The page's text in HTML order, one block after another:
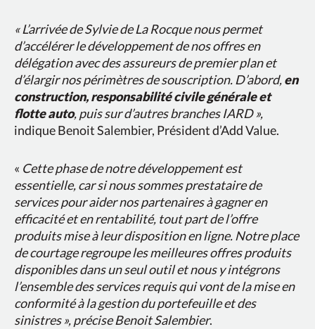
« L’arrivée de Sylvie de La Rocque nous permet
d’accélérer le développement de nos offres en
délégation avec des assureurs de premier plan et
d’élargir nos périmètres de souscription. D’abord,en
construction, responsabilité civile générale et
flotte auto, puis sur d’autres branches IARD »,
indique Benoit Salembier, Président d’Add Value.
« Cette phase de notre développement est
essentielle, car si nous sommes prestataire de
services pour aider nos partenaires à gagner en
efficacité et en rentabilité, tout part de l’offre
produits mise à leur disposition en ligne. Notre place
de courtage regroupe les meilleures offres produits
disponibles dans un seul outil et nous y intégrons
l’ensemble des services requis qui vont de la mise en
conformité à la gestion du portefeuille et des
sinistres », précise Benoit Salembier.